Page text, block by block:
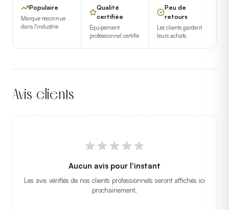
Populaire
Marque reconnue
dans l'industrie
Qualité
certifiée
Équipement
professionnel certifié
Peu de
retours
Les clients gardent
leurs achats
Avis clients
Aucun avis pour l'instant
Les avis vérifiés de nos clients professionnels seront affichés ici
prochainement.